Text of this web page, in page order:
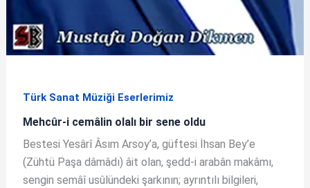
Türk Sanat Müziği Eserlerimiz
Mehcûr-i cemâlin olalı bir sene oldu
Bestesi Yesârî Âsım Arsoy’a, güftesi İhsan Bey’e
(Zühtü Paşa dâmâdı) âit olan, şedd-i arabân makâmı,
sengin semâî usûlündeki şarkının; ayrıntılı bilgileri,